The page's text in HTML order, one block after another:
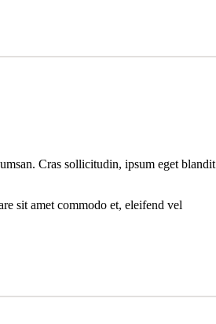
Cras sollicitudin, ipsum eget blandit
sit amet commodo et, eleifend vel